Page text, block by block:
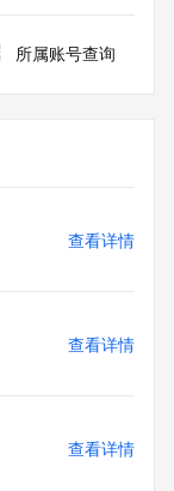
所属账号查询
查看详情
查看详情
查看详情